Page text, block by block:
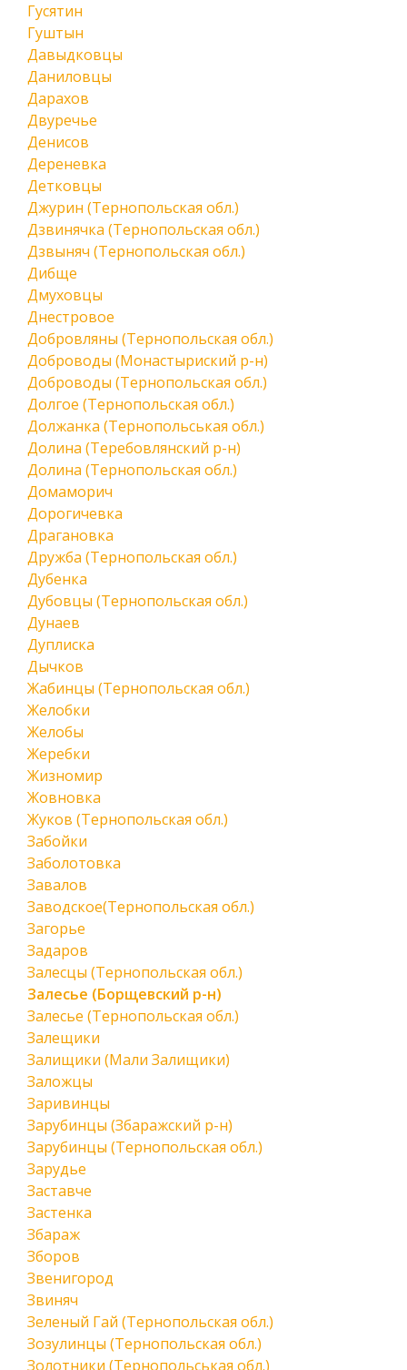
Гусятин
Гуштын
Давыдковцы
Даниловцы
Дарахов
Двуречье
Денисов
Дереневка
Детковцы
Джурин (Тернопольская обл.)
Дзвинячка (Тернопольская обл.)
Дзвыняч (Тернопольская обл.)
Дибще
Дмуховцы
Днестровое
Добровляны (Тернопольская обл.)
Доброводы (Монастыриский р-н)
Доброводы (Тернопольская обл.)
Долгое (Тернопольская обл.)
Должанка (Тернопольськая обл.)
Долина (Теребовлянский р-н)
Долина (Тернопольская обл.)
Домаморич
Дорогичевка
Драгановка
Дружба (Тернопольская обл.)
Дубенка
Дубовцы (Тернопольская обл.)
Дунаев
Дуплиска
Дычков
Жабинцы (Тернопольская обл.)
Желобки
Желобы
Жеребки
Жизномир
Жовновка
Жуков (Тернопольская обл.)
Забойки
Заболотовка
Завалов
Заводское(Тернопольская обл.)
Загорье
Задаров
Залесцы (Тернопольская обл.)
Залесье (Борщевский р-н)
Залесье (Тернопольская обл.)
Залещики
Залищики (Мали Залищики)
Заложцы
Заривинцы
Зарубинцы (Збаражский р-н)
Зарубинцы (Тернопольская обл.)
Зарудье
Заставче
Застенка
Збараж
Зборов
Звенигород
Звиняч
Зеленый Гай (Тернопольская обл.)
Зозулинцы (Тернопольская обл.)
Золотники (Тернопольськая обл.)